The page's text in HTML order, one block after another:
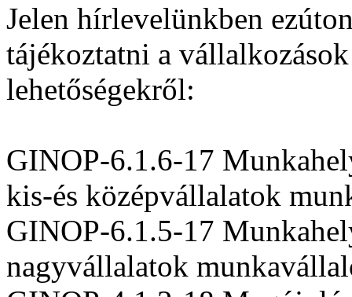
Jelen hírlevelünkben
tájékoztatni a
lehetőségekről:
GINOP-6.1.6-17
kis-és középvállalatok
GINOP-6.1.5-17
nagyvállalatok